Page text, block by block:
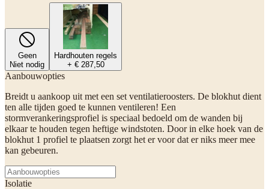
Geen
Niet nodig
Hardhouten regels
+ € 287,50
Aanbouwopties
Breidt u aankoop uit met een set ventilatieroosters. De blokhut dient
ten alle tijden goed te kunnen ventileren! Een
stormverankeringsprofiel is speciaal bedoeld om de wanden bij
elkaar te houden tegen heftige windstoten. Door in elke hoek van de
blokhut 1 profiel te plaatsen zorgt het er voor dat er niks meer mee
kan gebeuren.
Isolatie